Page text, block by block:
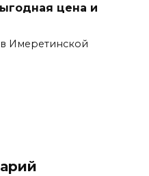
цена и
Имеретинской